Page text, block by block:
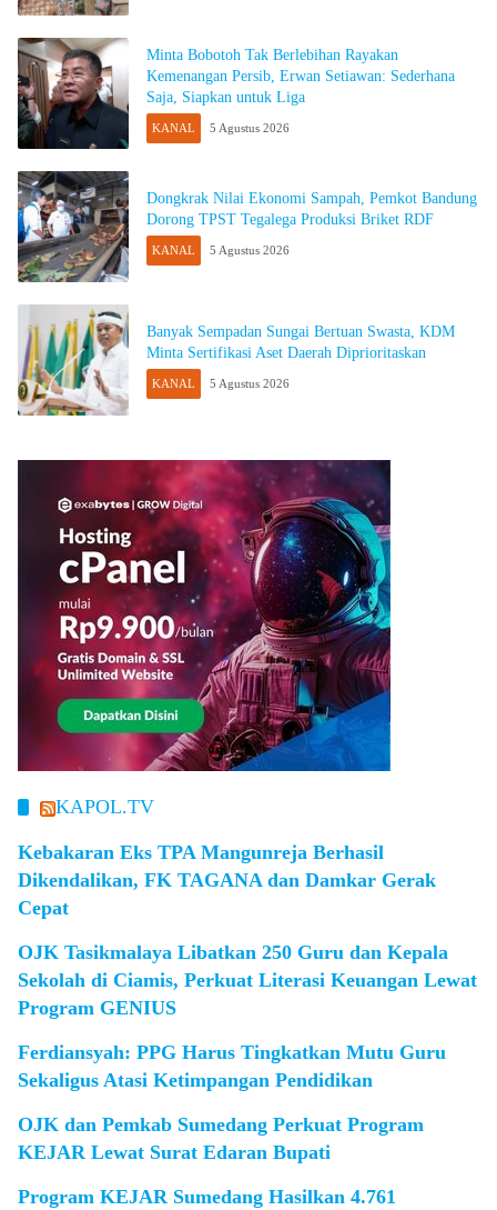
Minta Bobotoh Tak Berlebihan Rayakan
Kemenangan Persib, Erwan Setiawan: Sederhana
Saja, Siapkan untuk Liga
KANAL 5 Agustus 2026
Dongkrak Nilai Ekonomi Sampah, Pemkot Bandung
Dorong TPST Tegalega Produksi Briket RDF
KANAL 5 Agustus 2026
Banyak Sempadan Sungai Bertuan Swasta, KDM
Minta Sertifikasi Aset Daerah Diprioritaskan
KANAL 5 Agustus 2026
KAPOL.TV
Kebakaran Eks TPA Mangunreja Berhasil
Dikendalikan, FK TAGANA dan Damkar Gerak
Cepat
OJK Tasikmalaya Libatkan 250 Guru dan Kepala
Sekolah di Ciamis, Perkuat Literasi Keuangan Lewat
Program GENIUS
Ferdiansyah: PPG Harus Tingkatkan Mutu Guru
Sekaligus Atasi Ketimpangan Pendidikan
OJK dan Pemkab Sumedang Perkuat Program
KEJAR Lewat Surat Edaran Bupati
Program KEJAR Sumedang Hasilkan 4.761